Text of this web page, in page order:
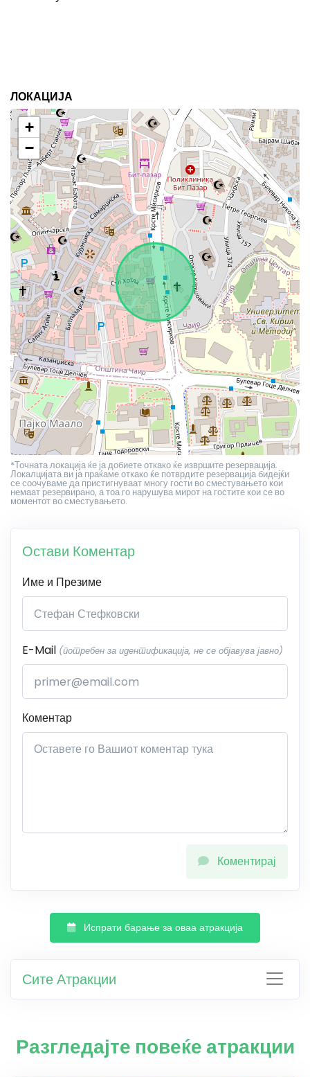
ЛОКАЦИЈА
+
−
*Точната локација ќе ја добиете откако ќе извршите резервација.
Локалцијата ви ја праќаме откако ќе потврдите резервација бидејќи
се соочуваме да пристигнуваат многу гости во сместувањето кои
немаат резервирано, а тоа го нарушува мирот на гостите кои се во
моментот во сместувањето.
Остави Коментар
Име и Презиме
E-Mail (потребен за идентификација, не се објавува јавно)
Коментар
Коментирај
Испрати барање за оваа атракција
Сите Атракции
Разгледајте повеќе атракции